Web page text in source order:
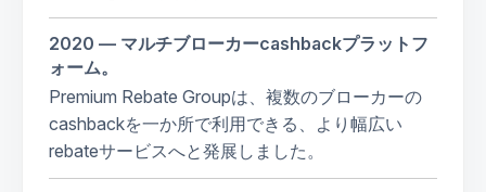
2020 — マルチブローカーcashbackプラットフ
ォーム。
Premium Rebate Groupは、複数のブローカーの
cashbackを一か所で利用できる、より幅広い
rebateサービスへと発展しました。